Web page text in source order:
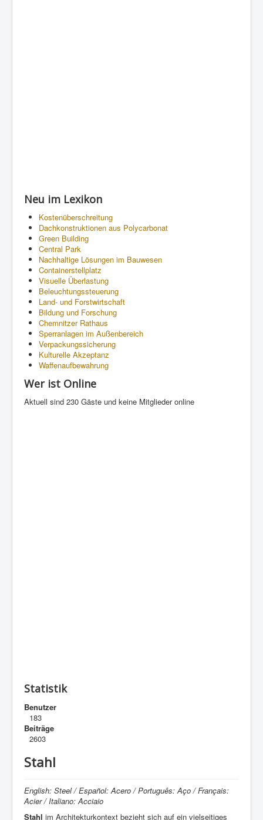
Neu im Lexikon
Kostenüberschreitung
Dachkonstruktionen aus Polycarbonat
Green Building
Central Park
Nachhaltige Lösungen im Bauwesen
Containerstellplatz
Visuelle Überlastung
Beleuchtungssteuerung
Land- und Forstwirtschaft
Bildung und Forschung
Chemnitzer Rathaus
Sperranlagen im Außenbereich
Verpackungssicherung
Kulturelle Akzeptanz
Waffenaufbewahrung
Wer ist Online
Aktuell sind 230 Gäste und keine Mitglieder online
Statistik
Benutzer
183
Beiträge
2603
Stahl
English: Steel / Español: Acero / Português: Aço / Français:
Acier / Italiano: Acciaio
Stahl im Architekturkontext bezieht sich auf ein vielseitiges